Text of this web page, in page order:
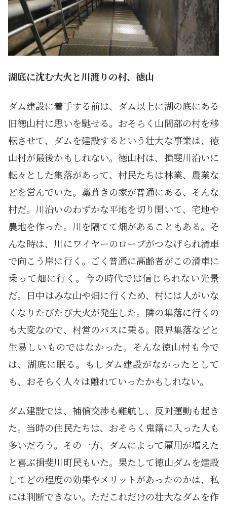
湖底に沈む大火と川渡りの村、徳山
ダム建設に着手する前は、ダム以上に湖の底にある
旧徳山村に思いを馳せる。おそらく山間部の村を移
転させて、ダムを建設するという壮大な事業は、徳
山村が最後かもしれない。徳山村は、揖斐川沿いに
転々とした集落があって、村民たちは林業、農業な
どを営んでいた。藁葺きの家が普通にある、そんな
村だ。川沿いのわずかな平地を切り開いて、宅地や
農地を作った。川を隔てて畑があることもある。そ
んな時は、川にワイヤーのロープがつなげられ滑車
で向こう岸に行く。ごく普通に高齢者がこの滑車に
乗って畑に行く。今の時代では信じられない光景
だ。日中はみな山や畑に行くため、村には人がいな
くなりたびたび大火が発生した。隣の集落に行くの
も大変なので、村営のバスに乗る。限界集落などと
生易しいものではなかった。そんな徳山村も今で
は、湖底に眠る。もしダム建設がなかったとして
も、おそらく人々は離れていったかもしれない。
ダム建設では、補償交渉も難航し、反対運動も起き
た。当時の住民たちは、おそらく鬼籍に入った人も
多いだろう。その一方、ダムによって雇用が増えた
と喜ぶ揖斐川町民もいた。果たして徳山ダムを建設
してどの程度の効果やメリットがあったのかは、私
には判断できない。ただこれだけの壮大なダムを作